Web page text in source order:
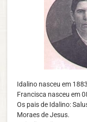
Idalino nasceu em
Francisca nasceu em
Os pais de Idalino:
Moraes de Jesus.